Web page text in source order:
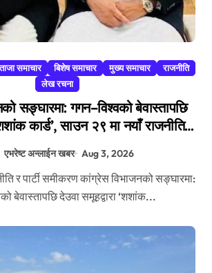
समाचार बिशेष समाचार मुख्य समाचार
राजनीति
लेख रचना
सङ्घारमा: गगन–विश्वको बेवास्तापछि
कार्ड’, साउन २९ मा नयाँ राजनीतिक
एभरेष्ट अन्लाईन खबर Aug 3, 2026
बेवास्तापछि देउवा समूहद्वारा ‘शशांक...